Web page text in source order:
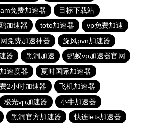
免费加速器
目标下载站
加速器 toto加速器
vp免费加速
免费加速神器
旋风pvn加速器
器 黑洞加速
蚂蚁vp加速器官网
速度器
夏时国际加速器
2小时加速器
飞机加速器
极光vp加速器
小牛加速器
黑洞官方加速器 快连lets加速器